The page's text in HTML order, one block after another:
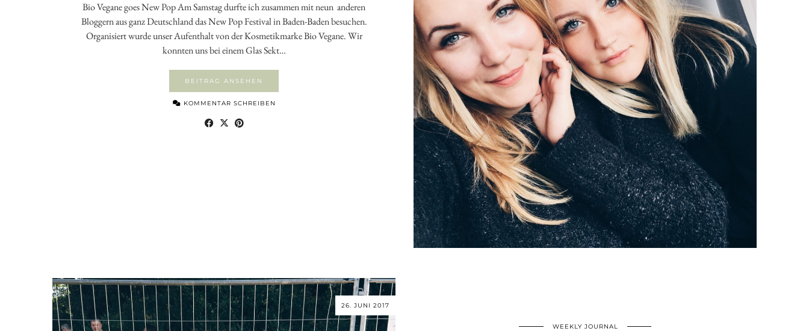
Bio Vegane goes New Pop Am Samstag durfte ich zusammen mit neun anderen
Bloggern aus ganz Deutschland das New Pop Festival in Baden-Baden besuchen.
Organisiert wurde unser Aufenthalt von der Kosmetikmarke Bio Vegane. Wir
konnten uns bei einem Glas Sekt…
BEITRAG ANSEHEN
KOMMENTAR SCHREIBEN
26. JUNI 2017
WEEKLY JOURNAL